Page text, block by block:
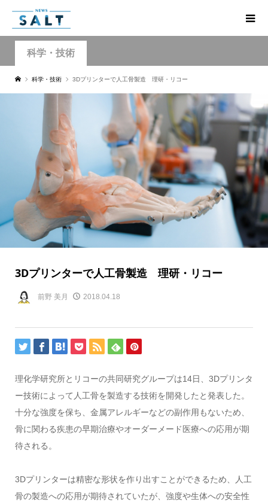
科学・技術
科学・技術 3Dプリンターで人工骨製造 理研・リコー
3Dプリンターで人工骨製造 理研・リコー
前野 美月 2018.04.18
理化学研究所とリコーの共同研究グループは14日、3Dプリンタ
ー技術によって人工骨を製造する技術を開発したと発表した。
十分な強度を保ち、金属アレルギーなどの副作用もないため、
骨に関わる疾患の早期治療やオーダーメード医療への応用が期
待される。
3Dプリンターは精密な形状を作り出すことができるため、人工
骨の製造への応用が期待されていたが、強度や生体への安全性